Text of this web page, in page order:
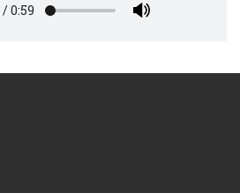
/0:59